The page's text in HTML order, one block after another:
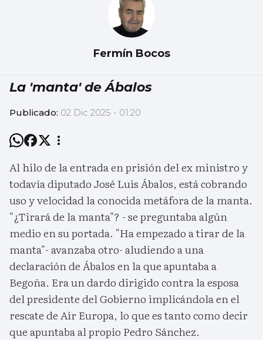
Fermín Bocos
La 'manta' de Ábalos
Publicado: 02 Dic 2025 - 01:20
Al hilo de la entrada en prisión del ex ministro y
todavía diputado José Luis Ábalos, está cobrando
uso y velocidad la conocida metáfora de la manta.
"¿Tirará de la manta"? - se preguntaba algún
medio en su portada. "Ha empezado a tirar de la
manta"- avanzaba otro- aludiendo a una
declaración de Ábalos en la que apuntaba a
Begoña. Era un dardo dirigido contra la esposa
del presidente del Gobierno implicándola en el
rescate de Air Europa, lo que es tanto como decir
que apuntaba al propio Pedro Sánchez.